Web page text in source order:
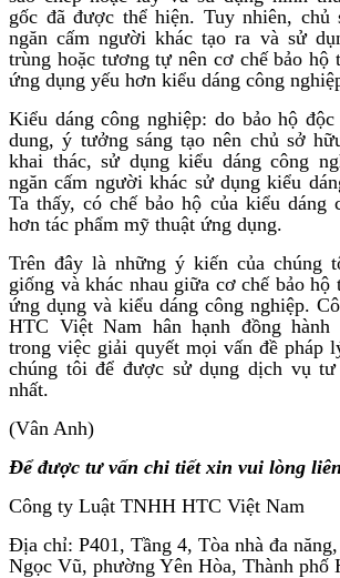
gốc đã được thể hiện. Tuy nhiên, chủ
ngăn cấm người khác tạo ra và sử
trùng hoặc tương tự nên cơ chế bảo hộ
ứng dụng yếu hơn kiểu dáng công
Kiểu dáng công nghiệp: do bảo hộ
dung, ý tưởng sáng tạo nên chủ sở
khai thác, sử dụng kiểu dáng công
ngăn cấm người khác sử dụng kiểu
Ta thấy, có chế bảo hộ của kiểu dáng
hơn tác phẩm mỹ thuật ứng dụng.
Trên đây là những ý kiến của chúng
giống và khác nhau giữa cơ chế bảo hộ
ứng dụng và kiểu dáng công nghiệp.
HTC Việt Nam hân hạnh đồng hành
trong việc giải quyết mọi vấn đề pháp
chúng tôi để được sử dụng dịch vụ
nhất.
(Vân Anh)
Để được tư vấn chi tiết xin vui lòng
Công ty Luật TNHH HTC Việt Nam
Địa chỉ: P401, Tầng 4, Tòa nhà đa
Ngọc Vũ, phường Yên Hòa, Thành phố